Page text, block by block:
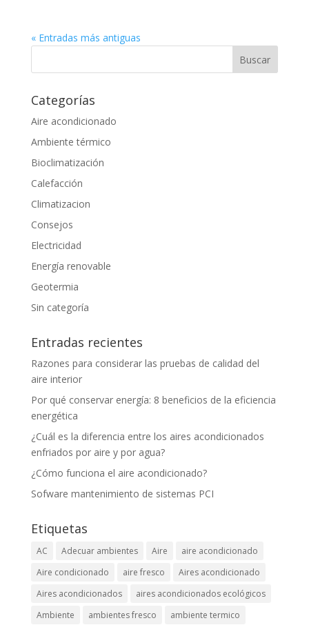
« Entradas más antiguas
Categorías
Aire acondicionado
Ambiente térmico
Bioclimatización
Calefacción
Climatizacion
Consejos
Electricidad
Energía renovable
Geotermia
Sin categoría
Entradas recientes
Razones para considerar las pruebas de calidad del
aire interior
Por qué conservar energía: 8 beneficios de la eficiencia
energética
¿Cuál es la diferencia entre los aires acondicionados
enfriados por aire y por agua?
¿Cómo funciona el aire acondicionado?
Sofware mantenimiento de sistemas PCI
Etiquetas
AC Adecuar ambientes Aire
aire acondicionado
Aire condicionado
aire fresco
Aires acondicionado
Aires acondicionados
aires acondicionados ecológicos
Ambiente
ambientes fresco
ambiente termico